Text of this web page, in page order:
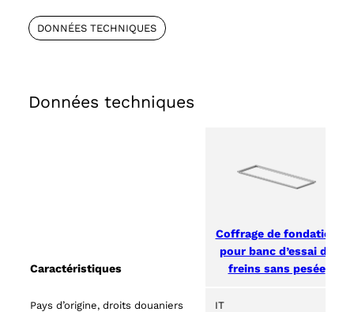
DONNÉES TECHNIQUES
Données techniques
Caractéristiques
Coffrage de fondation
pour banc d’essai de
freins sans pesée
Pays d’origine, droits douaniers IT